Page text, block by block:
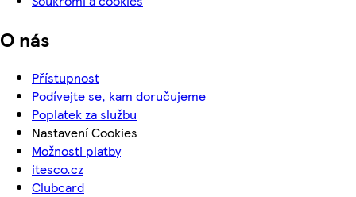
O nás
Přístupnost
Podívejte se, kam doručujeme
Poplatek za službu
Nastavení Cookies
Možnosti platby
itesco.cz
Clubcard